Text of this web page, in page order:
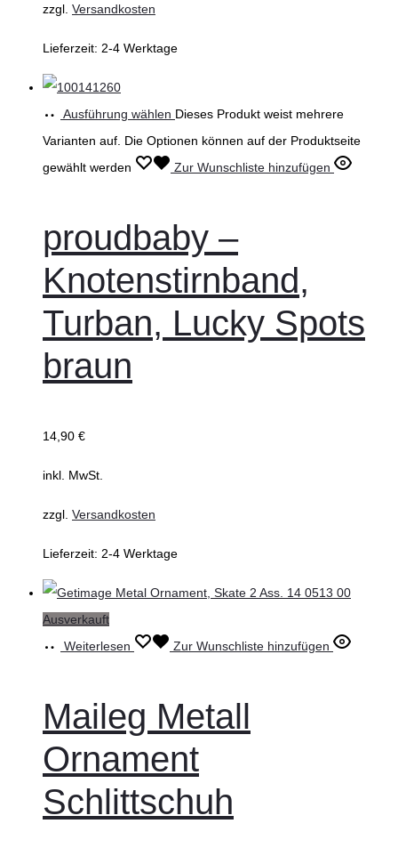
zzgl. Versandkosten
Lieferzeit: 2-4 Werktage
Ausführung wählen Dieses Produkt weist mehrere
Varianten auf. Die Optionen können auf der Produktseite
gewählt werden
Zur Wunschliste hinzufügen
proudbaby –
Knotenstirnband,
Turban, Lucky Spots
braun
14,90 €
inkl. MwSt.
zzgl. Versandkosten
Lieferzeit: 2-4 Werktage
Ausverkauft
Weiterlesen
Zur Wunschliste hinzufügen
Maileg Metall
Ornament
Schlittschuh